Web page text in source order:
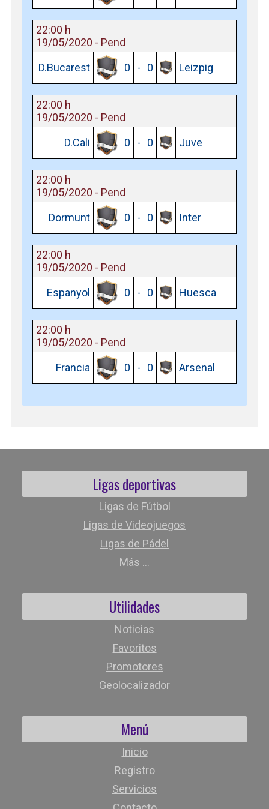
22:00 h
19/05/2020 - Pend
D.Bucarest
0 - 0 Leizpig
22:00 h
19/05/2020 - Pend
D.Cali
0 - 0 Juve
22:00 h
19/05/2020 - Pend
Dormunt
0 - 0 Inter
22:00 h
19/05/2020 - Pend
Espanyol
0 - 0 Huesca
22:00 h
19/05/2020 - Pend
Francia
0 - 0 Arsenal
Ligas deportivas
Ligas de Fútbol
Ligas de Videojuegos
Ligas de Pádel
Más ...
Utilidades
Noticias
Favoritos
Promotores
Geolocalizador
Menú
Inicio
Registro
Servicios